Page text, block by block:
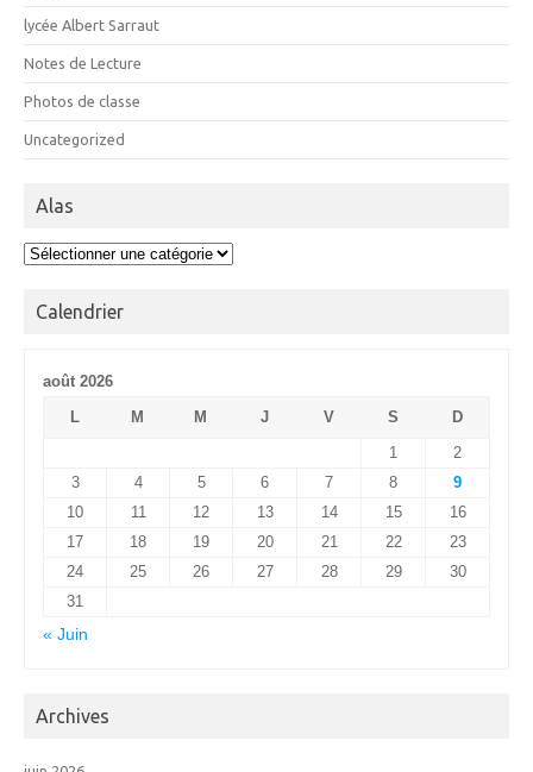
lycée Albert Sarraut
Notes de Lecture
Photos de classe
Uncategorized
Alas
Alas
Calendrier
août 2026
L
M M J V S
D
1
2
3
4 5 6 7 8
9
10
11 12 13 14 15
16
17
18 19 20 21 22
23
24
25 26 27 28 29
30
31
« Juin
Archives